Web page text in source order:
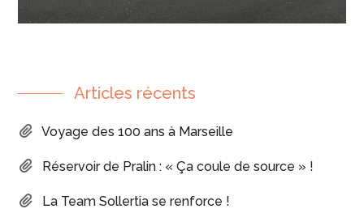
Articles récents
Voyage des 100 ans à Marseille
Réservoir de Pralin : « Ça coule de source » !
La Team Sollertia se renforce !